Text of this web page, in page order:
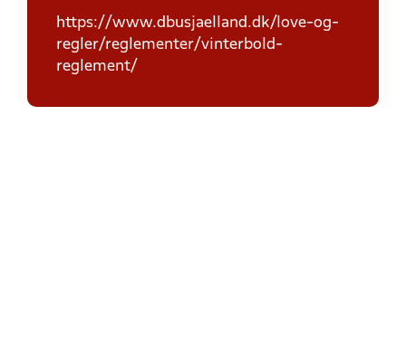
https://www.dbusjaelland.dk/love-og-
regler/reglementer/vinterbold-
reglement/